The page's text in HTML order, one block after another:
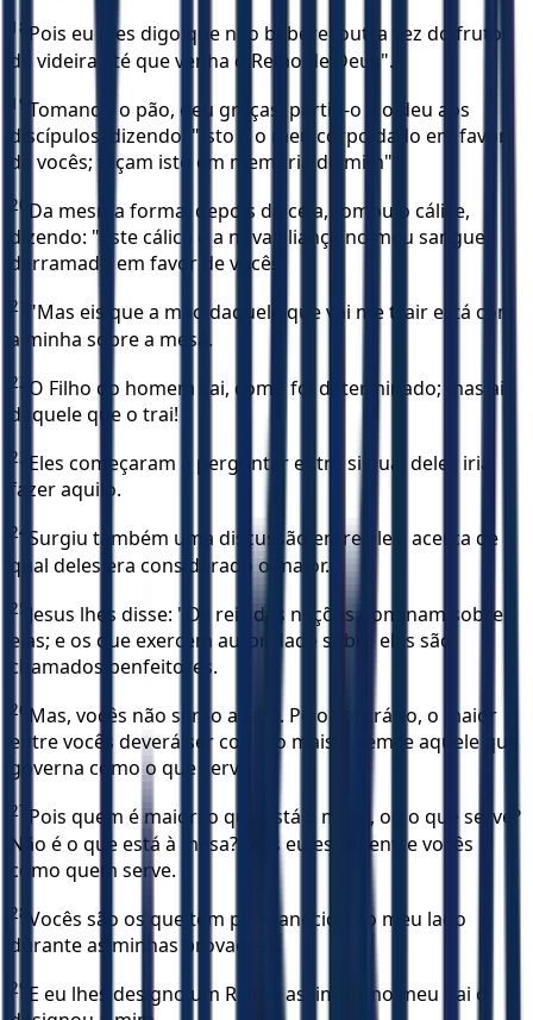
18 Pois eu lhes digo que não beberei outra vez do fruto
da videira até que venha o Reino de Deus".
19 Tomando o pão, deu graças, partiu-o e o deu aos
discípulos, dizendo: "Isto é o meu corpo dado em favor
de vocês; façam isto em memória de mim".
20 Da mesma forma, depois da ceia, tomou o cálice,
dizendo: "Este cálice é a nova aliança no meu sangue,
derramado em favor de vocês.
21
"Mas eis que a mão daquele que vai me trair está com
a minha sobre a mesa.
22 O Filho do homem vai, como foi determinado; mas ai
daquele que o trai! "
23 Eles começaram a perguntar entre si qual deles iria
fazer aquilo.
24 Surgiu também uma discussão entre eles, acerca de
qual deles era considerado o maior.
25 Jesus lhes disse: "Os reis das nações dominam sobre
elas; e os que exercem autoridade sobre elas são
chamados benfeitores.
26 Mas, vocês não serão assim. Pelo contrário, o maior
entre vocês deverá ser como o mais jovem, e aquele que
governa como o que serve.
27 Pois quem é maior: o que está à mesa, ou o que serve?
Não é o que está à mesa? Mas eu estou entre vocês
como quem serve.
28 Vocês são os que têm permanecido ao meu lado
durante as minhas provações.
29 E eu lhes designo um Reino, assim como meu Pai o